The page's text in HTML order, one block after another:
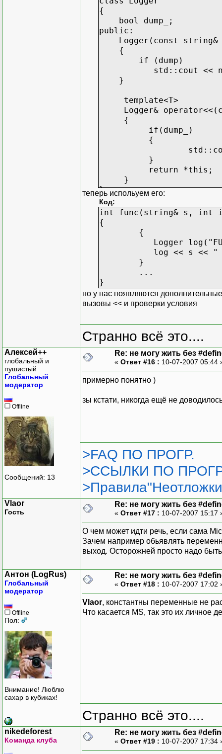
{
bool dump_;
public:
Logger(const string&
{
if (dump)
std::cout <<
}
template<T>
Logger&
{
if(dump_)
{
std::cout
}
return *this;
}
}
теперь испольуем его:
Код:
int func(string& s, int
{
{
Logger
log << s << " "
}
...
}
но у нас появляются
вызовы << и проверки условия
Странно всё это....
Алексей++
глобальный и
пушистый
Глобальный
модератор
Offline
Сообщений: 13
Re: не могу жить без
« Ответ #16 : 10-07-2007 05:44
примерно понятно )
зы кстати, никогда ещё не
>FAQ ПО ПРОГР.
>ССЫЛКИ ПО
Vlaor
Гость
Re: не могу жить без
« Ответ #17 : 10-07-2007 15:17
О чем может идти речь, если сама
Зачем например обьявлять
выход. Осторожней просто надо
Антон (LogRus)
Глобальный
модератор
Offline
Пол:
Внимание! Люблю
сахар в кубиках!
Re: не могу жить без
« Ответ #18 : 10-07-2007 17:02
Vlaor, константны переменные не
Что касается MS, так это их личное
Странно всё это....
nikedeforest
Команда клуба
Re: не могу жить без
« Ответ #19 : 10-07-2007 17:34